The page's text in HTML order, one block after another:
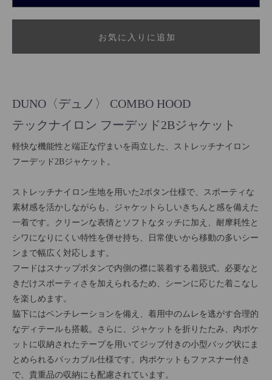
お気に入りに追加
DUNO〈デュノ〉 COMBO HOOD
テックナイロン フーデッド2Bジャケット
軽快な機能性と端正な佇まいを両立した、ストレッチナイロン
フーデッド2Bジャケット。
ストレッチナイロン生地を用いた2ボタン仕様で、スポーティな
素材感を活かしながらも、ジャケットらしいきちんと感を備えた
一着です。クリーンな表情とソフトなタッチに加え、耐摩耗性と
シワになりにくい特性を併せ持ち、日常使いから移動の多いシー
ンまで幅広く対応します。
フードはスナップボタンで内側の襟に装着する着脱式。必要なと
きだけスポーティさを加えられるため、シーンに応じた着こなし
を楽しめます。
脇下にはベンチレーションを備え、着用中のムレを逃がす合理的
なディテールも搭載。さらに、ジャケットを折りたたみ、内ポケ
ットに収納されたテープを用いてジップ付きの小型バッグ状にま
とめられるパッカブル仕様です。内ポケットもファスナー付き
で、貴重品の収納にも配慮されています。